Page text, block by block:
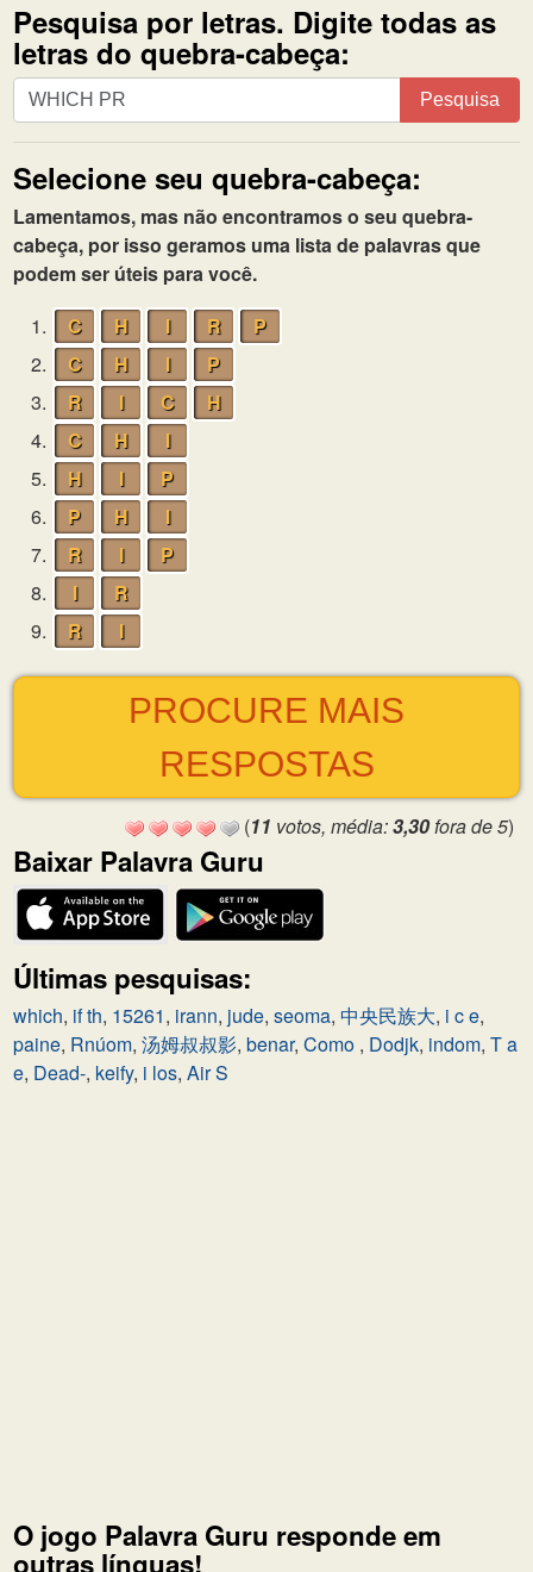
Pesquisa por letras. Digite todas as
letras do quebra-cabeça:
Pesquisa
por
letras.
Digite
todas
as
letras
do
quebra-
cabeça:
Pesquisa
Selecione seu quebra-cabeça:
Lamentamos, mas não encontramos o seu quebra-
cabeça, por isso geramos uma lista de palavras que
podem ser úteis para você.
1.
C H I R
P
2.
C H I
P
3.
R I C
H
4.
C H
I
5.
H I
P
6.
P H
I
7.
R I
P
8.
I
R
9.
R I
PROCURE MAIS
RESPOSTAS
(11 votos, média:3,30fora de 5)
Baixar Palavra Guru
Últimas pesquisas:
which, if th, 15261, irann, jude, seoma, 中央民族大, i c e,
paine, Rnúom, 汤姆叔叔影, benar, Como , Dodjk, indom, T a
e, Dead-, keify, i los, Air S
O jogo Palavra Guru responde em
outras línguas!